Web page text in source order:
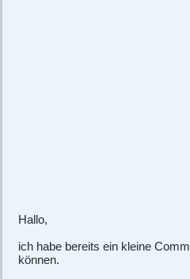
Hallo,
ich habe bereits ein kleine
können.